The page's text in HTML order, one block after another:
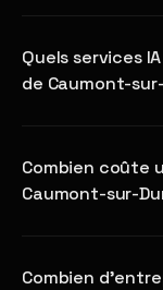
Quels services
de Caumont-
Combien coûte
Caumont-sur-
Combien